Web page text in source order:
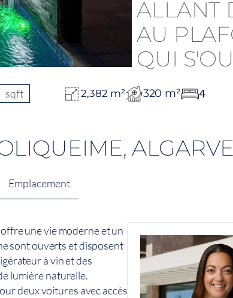
sqft 2,382 m² 320 m² 4
ALGARVE
Emplacement
une vie moderne et un
sont ouverts et disposent
à vin et des
lumière naturelle.
deux voitures avec accès